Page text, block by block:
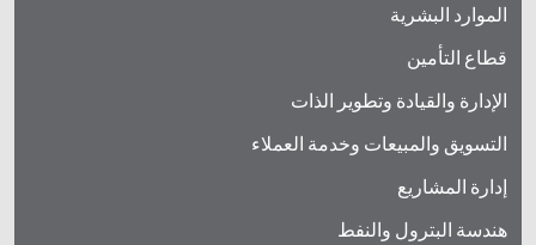
الموارد البشرية
قطاع التأمين
الإدارة والقيادة وتطوير الذات
التسويق والمبيعات وخدمة العملاء
إدارة المشاريع
هندسة البترول والنفط